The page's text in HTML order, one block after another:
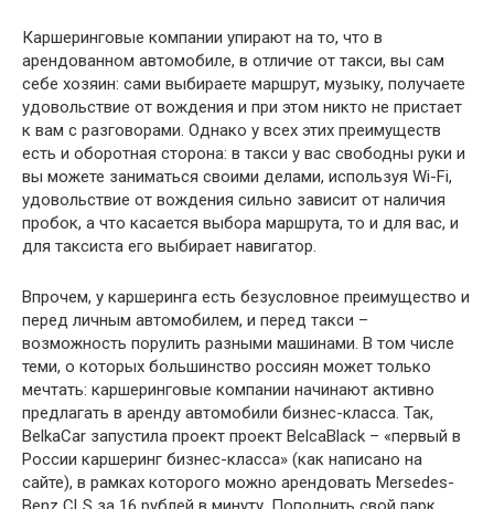
Каршеринговые компании упирают на то, что в
арендованном автомобиле, в отличие от такси, вы сам
себе хозяин: сами выбираете маршрут, музыку, получаете
удовольствие от вождения и при этом никто не пристает
к вам с разговорами. Однако у всех этих преимуществ
есть и оборотная сторона: в такси у вас свободны руки и
вы можете заниматься своими делами, используя Wi-Fi,
удовольствие от вождения сильно зависит от наличия
пробок, а что касается выбора маршрута, то и для вас, и
для таксиста его выбирает навигатор.
Впрочем, у каршеринга есть безусловное преимущество и
перед личным автомобилем, и перед такси –
возможность порулить разными машинами. В том числе
теми, о которых большинство россиян может только
мечтать: каршеринговые компании начинают активно
предлагать в аренду автомобили бизнес-класса. Так,
BelkaCar запустила проект проект BelcaBlack – «первый в
России каршеринг бизнес-класса» (как написано на
сайте), в рамках которого можно арендовать Mersedes-